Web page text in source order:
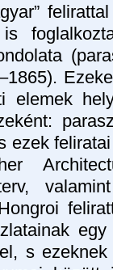
elemek
ezek
s ezeknek